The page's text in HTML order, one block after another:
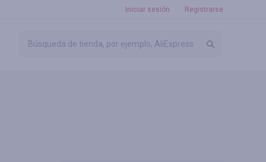
Iniciar sesión Registrarse